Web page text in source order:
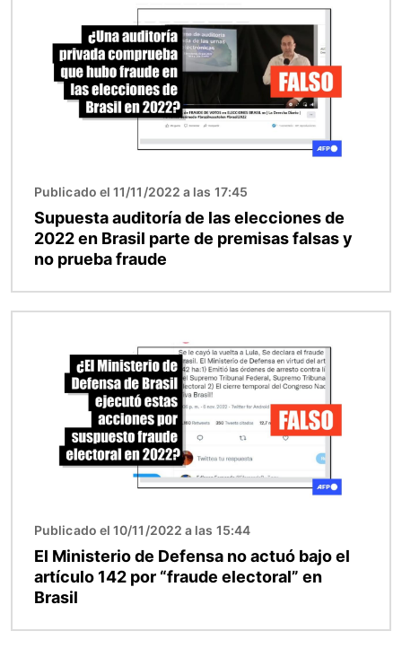
Publicado el 11/11/2022 a las 17:45
Supuesta auditoría de las elecciones de
2022 en Brasil parte de premisas falsas y
no prueba fraude
Publicado el 10/11/2022 a las 15:44
El Ministerio de Defensa no actuó bajo el
artículo 142 por “fraude electoral” en
Brasil